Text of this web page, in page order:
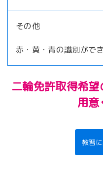
その他
赤・黄・青の識別がで
二輪免許取得希
用意
教習